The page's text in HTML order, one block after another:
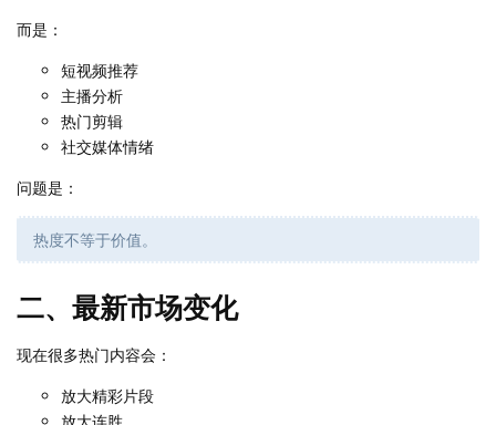
而是：
短视频推荐
主播分析
热门剪辑
社交媒体情绪
问题是：
热度不等于价值。
二、最新市场变化
现在很多热门内容会：
放大精彩片段